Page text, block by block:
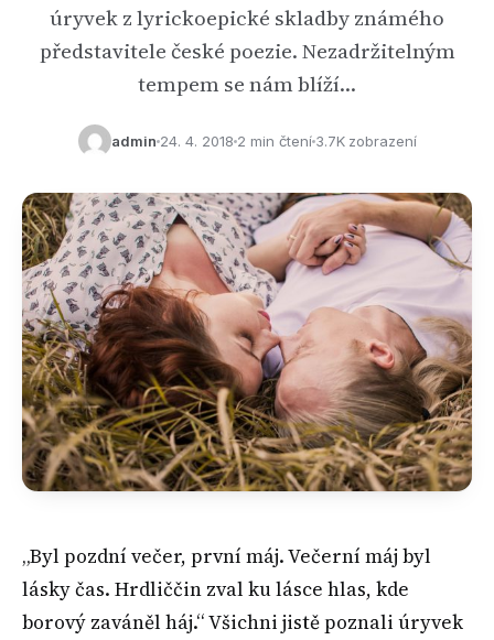
úryvek z lyrickoepické skladby známého
představitele české poezie. Nezadržitelným
tempem se nám blíží…
admin 24. 4. 2018 2 min čtení3.7K zobrazení
„Byl pozdní večer, první máj. Večerní máj byl
lásky čas. Hrdliččin zval ku lásce hlas, kde
borový zaváněl háj.“ Všichni jistě poznali úryvek